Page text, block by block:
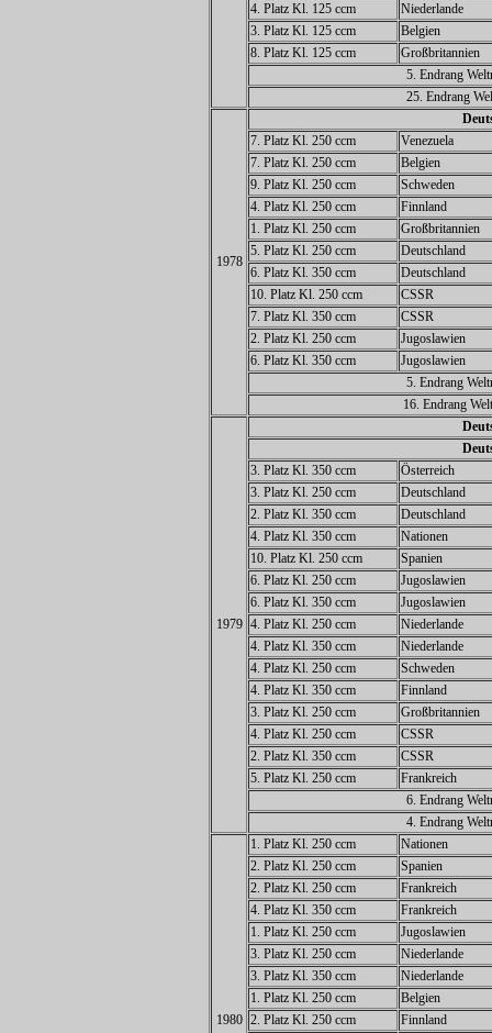
4. Platz Kl. 125 ccm
Niederlande
3. Platz Kl. 125 ccm
Belgien
8. Platz Kl. 125 ccm
Großbritannien
5. Endrang
25. Endrang
1978
7. Platz Kl. 250 ccm
Venezuela
7. Platz Kl. 250 ccm
Belgien
9. Platz Kl. 250 ccm
Schweden
4. Platz Kl. 250 ccm
Finnland
1. Platz Kl. 250 ccm
Großbritannien
5. Platz Kl. 250 ccm
Deutschland
6. Platz Kl. 350 ccm
Deutschland
10. Platz Kl. 250 ccm
CSSR
7. Platz Kl. 350 ccm
CSSR
2. Platz Kl. 250 ccm
Jugoslawien
6. Platz Kl. 350 ccm
Jugoslawien
5. Endrang
16. Endrang
1979
3. Platz Kl. 350 ccm
Österreich
3. Platz Kl. 250 ccm
Deutschland
2. Platz Kl. 350 ccm
Deutschland
4. Platz Kl. 350 ccm
Nationen
10. Platz Kl. 250 ccm
Spanien
6. Platz Kl. 250 ccm
Jugoslawien
6. Platz Kl. 350 ccm
Jugoslawien
4. Platz Kl. 250 ccm
Niederlande
4. Platz Kl. 350 ccm
Niederlande
4. Platz Kl. 250 ccm
Schweden
4. Platz Kl. 350 ccm
Finnland
3. Platz Kl. 250 ccm
Großbritannien
4. Platz Kl. 250 ccm
CSSR
2. Platz Kl. 350 ccm
CSSR
5. Platz Kl. 250 ccm
Frankreich
6. Endrang
4. Endrang
1980
1. Platz Kl. 250 ccm
Nationen
2. Platz Kl. 250 ccm
Spanien
2. Platz Kl. 250 ccm
Frankreich
4. Platz Kl. 350 ccm
Frankreich
1. Platz Kl. 250 ccm
Jugoslawien
3. Platz Kl. 250 ccm
Niederlande
3. Platz Kl. 350 ccm
Niederlande
1. Platz Kl. 250 ccm
Belgien
2. Platz Kl. 250 ccm
Finnland